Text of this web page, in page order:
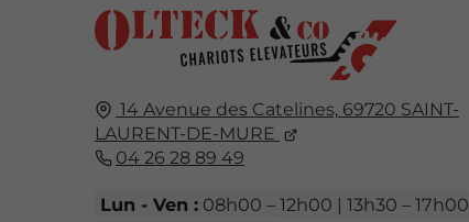
14 Avenue des Catelines, 69720 SAINT-
LAURENT-DE-MURE
04 26 28 89 49
Lun - Ven :08h00 – 12h00 | 13h30 – 17h00